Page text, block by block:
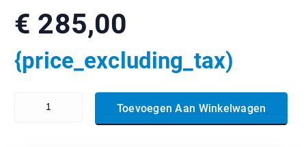
€ 285,00
{price_excluding_tax)
Toevoegen Aan Winkelwagen